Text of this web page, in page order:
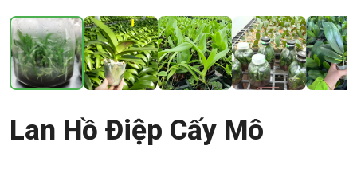
Lan Hồ Điệp Cấy Mô